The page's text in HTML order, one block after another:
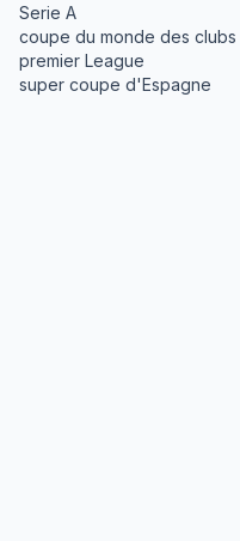
Serie A
coupe du monde des clubs
premier League
super coupe d'Espagne